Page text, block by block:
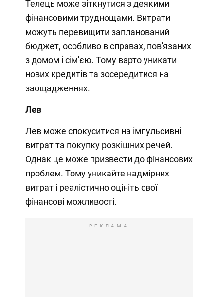
Телець може зіткнутися з деякими
фінансовими труднощами. Витрати
можуть перевищити запланований
бюджет, особливо в справах, пов'язаних
з домом і сім'єю. Тому варто уникати
нових кредитів та зосередитися на
заощадженнях.
Лев
Лев може спокуситися на імпульсивні
витрат та покупку розкішних речей.
Однак це може призвести до фінансових
проблем. Тому уникайте надмірних
витрат і реалістично оцініть свої
фінансові можливості.
РЕКЛАМА